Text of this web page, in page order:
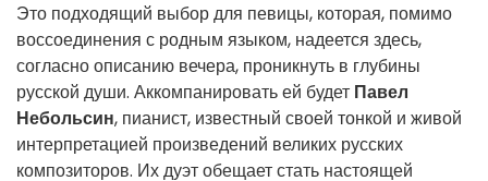
Это подходящий выбор для певицы, которая, помимо
воссоединения с родным языком, надеется здесь,
согласно описанию вечера, проникнуть в глубины
русской души. Аккомпанировать ей будет Павел
Небольсин, пианист, известный своей тонкой и живой
интерпретацией произведений великих русских
композиторов. Их дуэт обещает стать настоящей